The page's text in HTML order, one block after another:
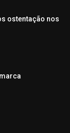
ostentação nos